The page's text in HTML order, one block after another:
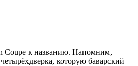
Coupe к названию. Напомним,
которую баварский